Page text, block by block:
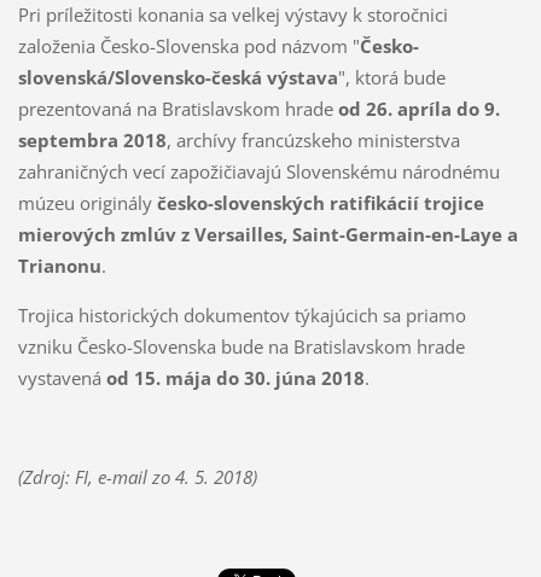
Pri príležitosti konania sa velkej výstavy k storočnici
založenia Česko-Slovenska pod názvom "Česko-
slovenská/Slovensko-česká výstava", ktorá bude
prezentovaná na Bratislavskom hrade od 26. apríla do 9.
septembra 2018, archívy francúzskeho ministerstva
zahraničných vecí zapožičiavajú Slovenskému národnému
múzeu originály česko-slovenských ratifikácií trojice
mierových zmlúv z Versailles, Saint-Germain-en-Laye a
Trianonu.
Trojica historických dokumentov týkajúcich sa priamo
vzniku Česko-Slovenska bude na Bratislavskom hrade
vystavená od 15. mája do 30. júna 2018.
(Zdroj: FI, e-mail zo 4. 5. 2018)